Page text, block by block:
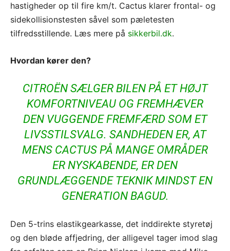
hastigheder op til fire km/t. Cactus klarer frontal- og
sidekollisionstesten såvel som pæletesten
tilfredsstillende. Læs mere på sikkerbil.dk.
Hvordan kører den?
CITROËN SÆLGER BILEN PÅ ET HØJT
KOMFORTNIVEAU OG FREMHÆVER
DEN VUGGENDE FREMFÆRD SOM ET
LIVSSTILSVALG. SANDHEDEN ER, AT
MENS CACTUS PÅ MANGE OMRÅDER
ER NYSKABENDE, ER DEN
GRUNDLÆGGENDE TEKNIK MINDST EN
GENERATION BAGUD.
Den 5-trins elastikgearkasse, det inddirekte styretøj
og den bløde affjedring, der alligevel tager imod slag